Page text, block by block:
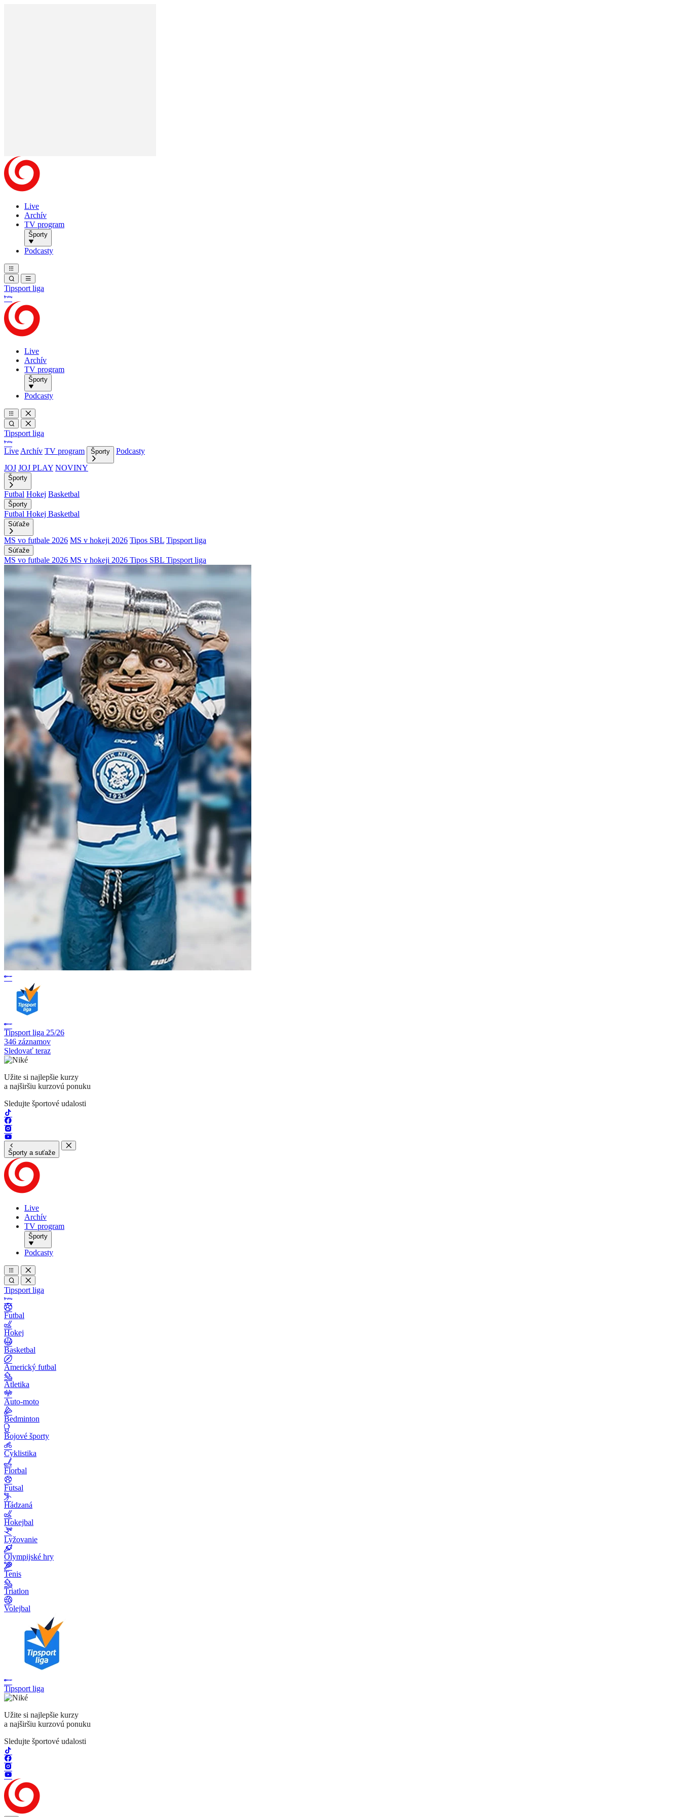
Live
Archív
TV program
Športy
Podcasty
Tipsport liga
Live
Archív
TV program
Športy
Podcasty
Tipsport liga
Live Archív TV program Športy
Podcasty
JOJ JOJ PLAY NOVINY
Športy
Futbal Hokej Basketbal
Športy
Futbal Hokej Basketbal
Súťaže
MS vo futbale 2026 MS v hokeji 2026 Tipos SBL Tipsport liga
Súťaže
MS vo futbale 2026 MS v hokeji 2026 Tipos SBL Tipsport liga
Tipsport liga 25/26
346 záznamov
Sledovať teraz
Užite si najlepšie kurzy
a najširšiu kurzovú ponuku
Sledujte športové udalosti
Športy a suťaže
Live
Archív
TV program
Športy
Podcasty
Tipsport liga
Futbal
Hokej
Basketbal
Americký futbal
Atletika
Auto-moto
Bedminton
Bojové športy
Cyklistika
Florbal
Futsal
Hádzaná
Hokejbal
Lyžovanie
Olympijské hry
Tenis
Triatlon
Volejbal
Tipsport liga
Užite si najlepšie kurzy
a najširšiu kurzovú ponuku
Sledujte športové udalosti